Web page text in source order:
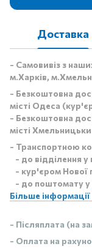
Доставка
- Самовивіз з
м.Харків,
- Безкоштовна
місті Одеса
- Безкоштовна
місті
- Транспортною
- до відділення у
- кур'єром Нової
- до поштомату у
Більше
- Післяплата (на
- Оплата на